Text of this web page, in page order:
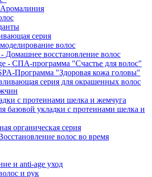
серия
волос
Домашнее восстановление волос
- СПА-программа "Счастье для волос"
Программа "Здоровая кожа головы"
серия для окрашенных волос
с протеинами шелка и жемчуга
базовой укладки с протеинами шелка и
органическая серия
волос во время
и anti-age уход
и рук